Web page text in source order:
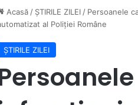
Acasă / ȘTIRILE ZILEI / Persoanele
al Poliției Române
ȘTIRILE ZILEI